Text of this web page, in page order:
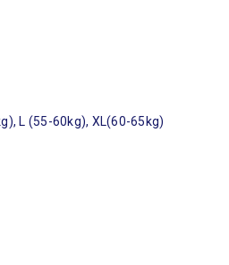
L (55-60kg), XL(60-65kg)